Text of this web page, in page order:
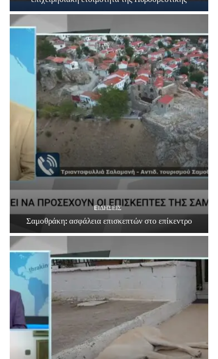
EΙΔΗΣΕΙΣ
Σαμοθράκη: ασφάλεια επισκεπτών στο επίκεντρο